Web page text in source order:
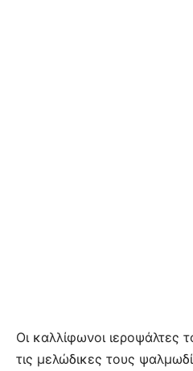
Οι καλλίφωνοι ιεροψάλτες
τις μελώδικες τους